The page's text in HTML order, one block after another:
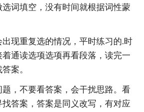
词填空，没有时间就根据词性蒙
现重复选的情况，平时练习的.时
通读选项选项再看段落，读完一
案。
，不要看答案，会干扰思路。看
答案，答案是同义改写，有对应